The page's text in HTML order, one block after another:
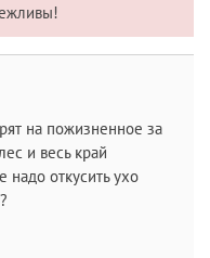
на пожизненное за
и весь край
откусить ухо